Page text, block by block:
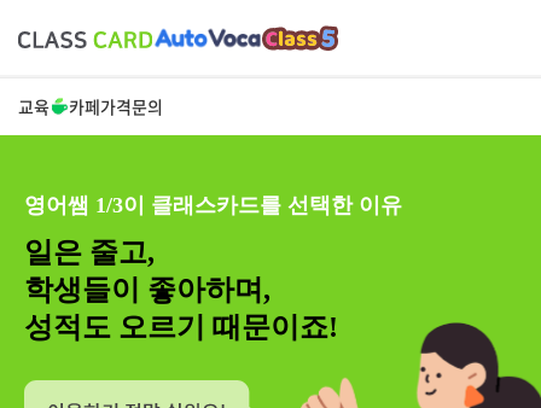
교육 카페가격문의
영어쌤 1/3이 클래스카드를 선택한 이유
일은 줄고,
학생들이 좋아하며,
성적도 오르기 때문이죠!